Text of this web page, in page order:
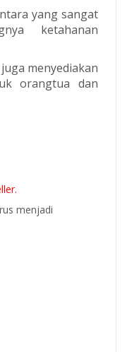
yang sangat
ketahanan
menyediakan
orangtua dan
menjadi